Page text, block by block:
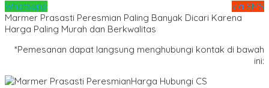
Whatsapp
via SMS
Marmer Prasasti Peresmian Paling Banyak Dicari Karena
Harga Paling Murah dan Berkwalitas
*Pemesanan dapat langsung menghubungi kontak di bawah
ini:
Harga Hubungi CS